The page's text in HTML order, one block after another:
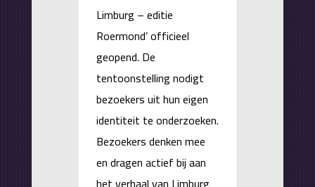
Limburg – editie
Roermond’ officieel
geopend. De
tentoonstelling nodigt
bezoekers uit hun eigen
identiteit te onderzoeken.
Bezoekers denken mee
en dragen actief bij aan